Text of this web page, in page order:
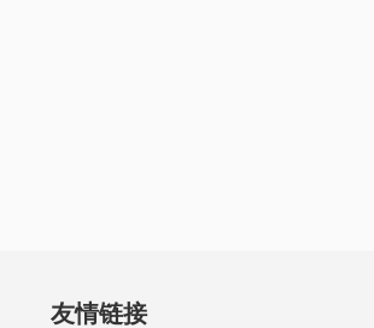
友情链接